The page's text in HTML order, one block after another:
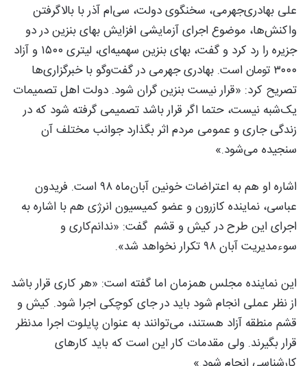
علی بهادری‌جهرمی، سخنگوی دولت‌، سی‌ام آذر با بالاگرفتن
واکنش‌ها، موضوع اجرای آزمایشی افزایش بهای بنزین در دو
جزیره را رد کرد و گفت، بهای بنزین سهمیه‌ای، لیتری ۱۵۰۰ و آزاد
۳۰۰۰ تومان است. بهادری جهرمی در گفت‌وگو با خبرگزاری‌ها
تصریح کرد: «قرار نیست بنزین گران شود. دولت ‌اهل تصمیمات
یک‌شبه نیست، حتما اگر قرار باشد تصمیمی گرفته شود که در
زندگی جاری و عمومی مردم اثر بگذارد جوانب مختلف آن
سنجیده می‌شود.»
اشاره او هم به اعتراضات خونین آبان‌ماه ۹۸ است. فریدون
عباسی، نماینده کازرون و عضو کمیسیون انرژی هم با اشاره به
اجرای این طرح در کیش و قشم گفت: «ندانم‌کاری و
سوءمدیریت آبان ۹۸ تکرار نخواهد شد».
این نماینده مجلس همزمان اما گفته است: «هر کاری قرار باشد
از نظر عملی انجام شود باید در جای کوچکی اجرا شود. کیش و
قشم منطقه آزاد هستند، می‌توانند به عنوان پایلوت اجرا مدنظر
قرار بگیرند. ولی مقدمات کار این است که باید کارهای